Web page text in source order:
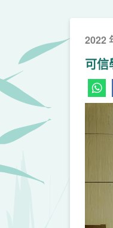
2022
可信